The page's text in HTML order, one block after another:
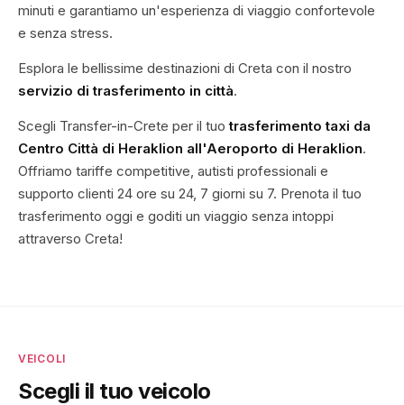
minuti e garantiamo un'esperienza di viaggio confortevole
e senza stress.
Esplora le bellissime destinazioni di Creta con il nostro
servizio di trasferimento in città.
Scegli Transfer-in-Crete per il tuotrasferimento taxi da
Centro Città di Heraklion all'Aeroporto di Heraklion.
Offriamo tariffe competitive, autisti professionali e
supporto clienti 24 ore su 24, 7 giorni su 7. Prenota il tuo
trasferimento oggi e goditi un viaggio senza intoppi
attraverso Creta!
VEICOLI
Scegli il tuo veicolo